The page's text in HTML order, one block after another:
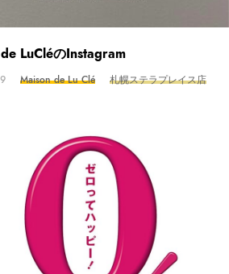
LuCléのInstagram
Maison de Lu Clé 札幌ステラプレイス店